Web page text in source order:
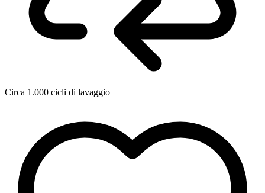
Circa 1.000 cicli di lavaggio